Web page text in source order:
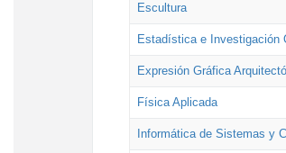
Escultura
Estadística e Investigación
Expresión Gráfica
Física Aplicada
Informática de Sistemas y